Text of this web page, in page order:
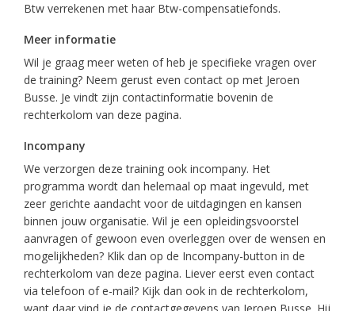
Btw verrekenen met haar Btw-compensatiefonds.
Meer informatie
Wil je graag meer weten of heb je specifieke vragen over
de training? Neem gerust even contact op met Jeroen
Busse. Je vindt zijn contactinformatie bovenin de
rechterkolom van deze pagina.
Incompany
We verzorgen deze training ook incompany. Het
programma wordt dan helemaal op maat ingevuld, met
zeer gerichte aandacht voor de uitdagingen en kansen
binnen jouw organisatie. Wil je een opleidingsvoorstel
aanvragen of gewoon even overleggen over de wensen en
mogelijkheden? Klik dan op de Incompany-button in de
rechterkolom van deze pagina. Liever eerst even contact
via telefoon of e-mail? Kijk dan ook in de rechterkolom,